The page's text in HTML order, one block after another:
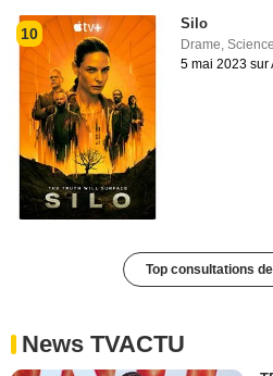
10
Silo
Drame,
5 mai 2023 sur
Top consultations
News TVACTU